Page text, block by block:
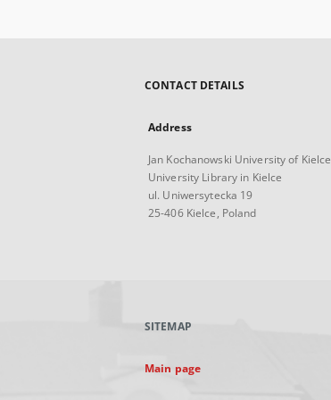
CONTACT DETAILS
Address
Jan Kochanowski University of Kielce
University Library in Kielce
ul. Uniwersytecka 19
25-406 Kielce, Poland
SITEMAP
Main page